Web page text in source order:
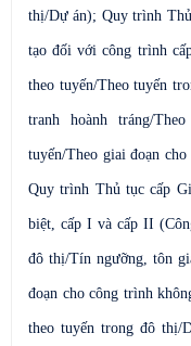
thị/Dự án); Quy trình
tạo đối với công trình
theo tuyến/Theo tuyến
tranh hoành tráng/
tuyến/Theo giai đoạn
Quy trình Thủ tục cấp
biệt, cấp I và cấp II
đô thị/Tín ngưỡng, tôn
đoạn cho công trình
theo tuyến trong đô thị/